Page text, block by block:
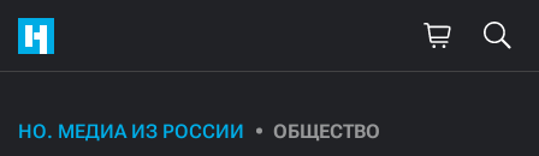
НО. МЕДИА ИЗ РОССИИ ОБЩЕСТВО